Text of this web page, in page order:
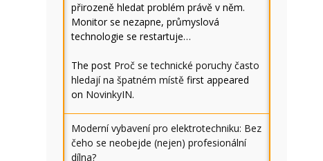
přirozeně hledat problém právě v něm.
Monitor se nezapne, průmyslová
technologie se restartuje…
The post Proč se technické poruchy často
hledají na špatném místě first appeared
on NovinkyIN.
Moderní vybavení pro elektrotechniku: Bez
čeho se neobejde (nejen) profesionální
dílna?